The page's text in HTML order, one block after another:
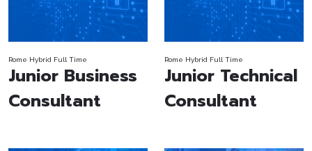
Rome Hybrid Full Time
Junior Business
Consultant
Rome Hybrid Full Time
Junior Technical
Consultant